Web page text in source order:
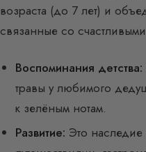
возраста (до 7 лет) и
связанные со
Воспоминания детства:
травы у любимого
к зелёным нотам.
Развитие: Это